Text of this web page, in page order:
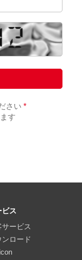
さい *
す
ビス
サービス
ンロード